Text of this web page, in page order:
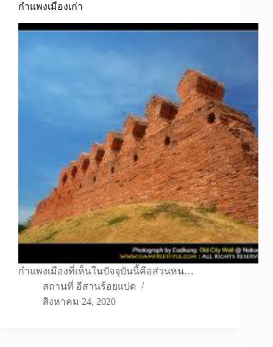
กำแพงเมืองเก่า
กำแพงเมืองที่เห็นในปัจจุบันนี้คือส่วนหน…
สถานที่ อีสานร้อยแปด
สิงหาคม 24, 2020